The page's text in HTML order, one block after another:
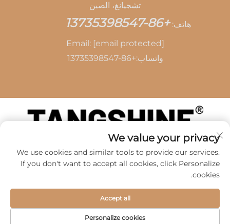
تشجيانغ، الصين
هاتف: +86-13735398547
Email: [email protected]
واتساب:+86-13735398547
حقوق الطبع والنشر © 2026 بواسطة SHAOXING TANG
CAI LEATHER CO.,LTD -
سياسة الخصوصية
We value your privacy
We use cookies and similar tools to provide our services.
If you don't want to accept all cookies, click Personalize
cookies.
Personalize cookies
Accept all